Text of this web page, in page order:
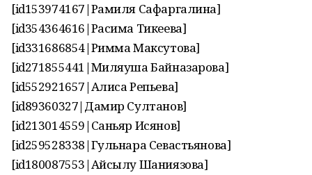
[id153974167|Рамиля Сафаргалина]
[id354364616|Расима Тикеева]
[id331686854|Римма Максутова]
[id271855441|Миляуша Байназарова]
[id552921657|Алиса Репьева]
[id89360327|Дамир Султанов]
[id213014559|Саньяр Исянов]
[id259528338|Гульнара Севастьянова]
[id180087553|Айсылу Шаниязова]